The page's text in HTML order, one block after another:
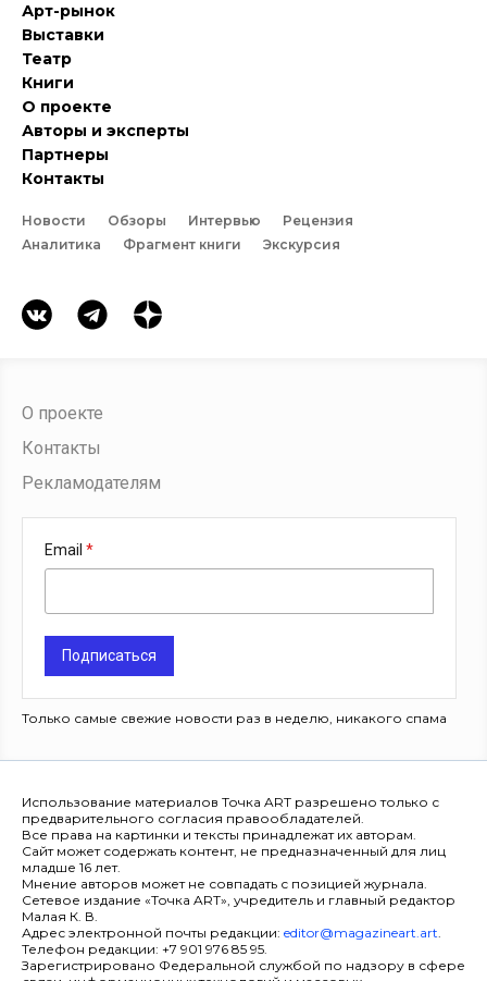
Арт-рынок
Выставки
Театр
Книги
О проекте
Авторы и эксперты
Партнеры
Контакты
Новости Обзоры Интервью
Рецензия
Аналитика
Фрагмент книги Экскурсия
О проекте
Контакты
Рекламодателям
Email
Подписаться
Только самые свежие новости раз в неделю, никакого спама
Использование материалов Точка ART разрешено только с
предварительного согласия правообладателей.
Все права на картинки и тексты принадлежат их авторам.
Сайт может содержать контент, не предназначенный для лиц
младше 16 лет.
Мнение авторов может не совпадать с позицией журнала.
Сетевое издание «Точка ART», учредитель и главный редактор
Малая К. В.
Адрес электронной почты редакции: editor@magazineart.art.
Телефон редакции: +7 901 976 85 95.
Зарегистрировано Федеральной службой по надзору в сфере